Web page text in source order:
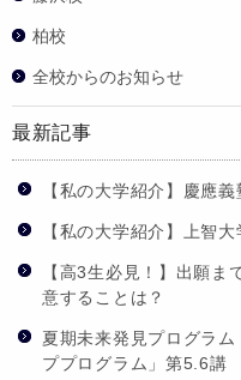
柏校
全校からのお知らせ
最新記事
【私の大学紹介】慶應
【私の大学紹介】上智
【高3生必見！】出願ま
意することは？
夏期未来発見プログラ
ププログラム」第5.6講